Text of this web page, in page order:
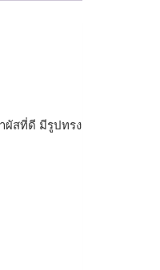
ผัสที่ดี มีรูปทรง